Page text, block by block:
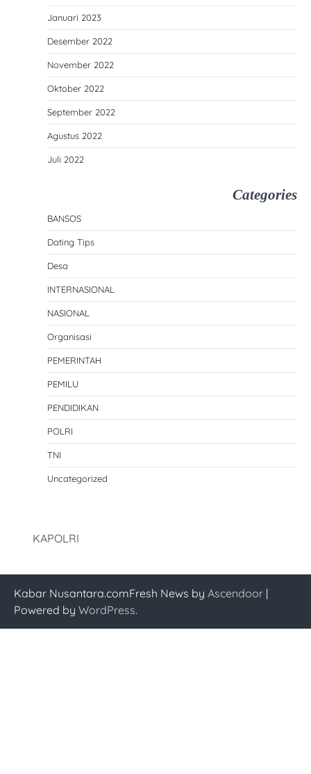
Januari 2023
Desember 2022
November 2022
Oktober 2022
September 2022
Agustus 2022
Juli 2022
Categories
BANSOS
Dating Tips
Desa
INTERNASIONAL
NASIONAL
Organisasi
PEMERINTAH
PEMILU
PENDIDIKAN
POLRI
TNI
Uncategorized
KAPOLRI
Kabar Nusantara.comFresh News by Ascendoor |
Powered by WordPress.